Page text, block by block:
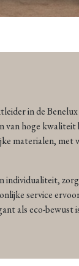
in de
van hoge kwaliteit
materialen, met
individualiteit,
service
als eco-bewust